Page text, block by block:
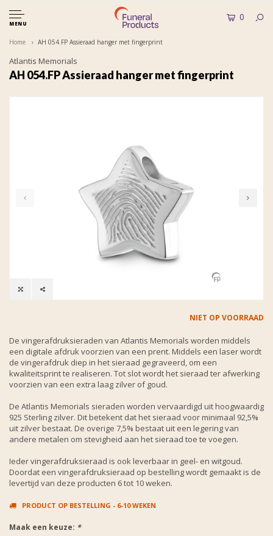
MENU
0
Home AH 054.FP Assieraad hanger met fingerprint
Atlantis Memorials
AH 054.FP Assieraad hanger met fingerprint
NIET OP VOORRAAD
De vingerafdruksieraden van Atlantis Memorials worden middels
een digitale afdruk voorzien van een prent. Middels een laser wordt
de vingerafdruk diep in het sieraad gegraveerd, om een
kwaliteitsprint te realiseren. Tot slot wordt het sieraad ter afwerking
voorzien van een extra laag zilver of goud.
De Atlantis Memorials sieraden worden vervaardigd uit hoogwaardig
925 Sterling zilver. Dit betekent dat het sieraad voor minimaal 92,5%
uit zilver bestaat. De overige 7,5% bestaat uit een legering van
andere metalen om stevigheid aan het sieraad toe te voegen.
Ieder vingerafdruksieraad is ook leverbaar in geel- en witgoud.
Doordat een vingerafdruksieraad op bestelling wordt gemaakt is de
levertijd van deze producten 6 tot 10 weken.
PRODUCT OP BESTELLING - 6-10 WEKEN
Maak een keuze: *